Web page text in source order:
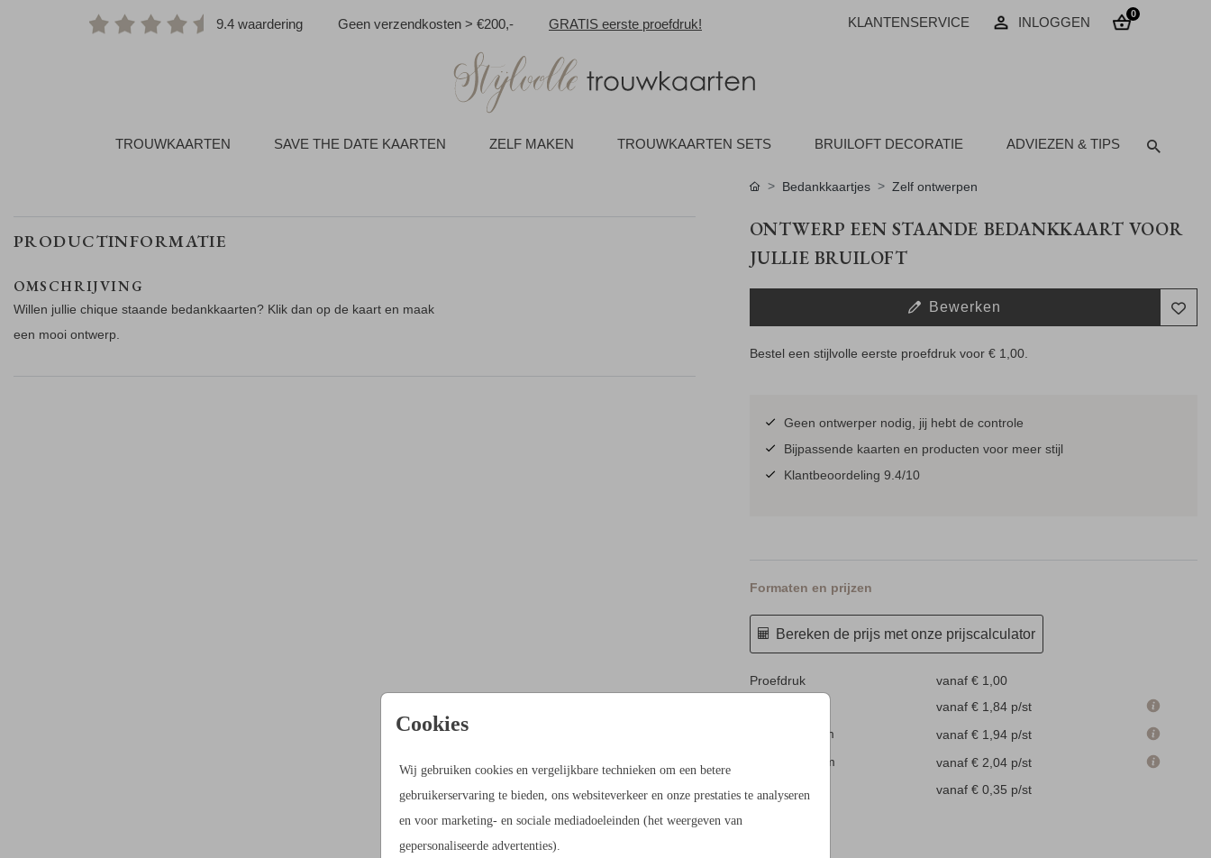
9.4 waardering Geen verzendkosten > €200,- GRATIS eerste proefdruk! KLANTENSERVICE INLOGGEN
0
TROUWKAARTEN SAVE THE DATE KAARTEN ZELF MAKEN TROUWKAARTEN SETS BRUILOFT DECORATIE ADVIEZEN & TIPS
Cookies
Wij gebruiken cookies en vergelijkbare technieken om een betere
gebruikerservaring te bieden, ons websiteverkeer en onze prestaties te analyseren
en voor marketing- en sociale mediadoeleinden (het weergeven van
gepersonaliseerde advertenties).
PRODUCTINFORMATIE
OMSCHRIJVING
Willen jullie chique staande bedankkaarten? Klik dan op de kaart en maak
een mooi ontwerp.
Bedankkaartjes Zelf ontwerpen
ONTWERP EEN STAANDE BEDANKKAART VOOR
JULLIE BRUILOFT
Bewerken
Bestel een stijlvolle eerste proefdruk voor € 1,00.
Geen ontwerper nodig, jij hebt de controle
Bijpassende kaarten en producten voor meer stijl
Klantbeoordeling 9.4/10
Formaten en prijzen
Bereken de prijs met onze prijscalculator
Proefdruk
vanaf € 1,00
vanaf € 1,84 p/st
11.4 × 17.1 cm
vanaf € 1,94 p/st
14.4 × 21.6 cm
vanaf € 2,04 p/st
Enveloppen
vanaf € 0,35 p/st